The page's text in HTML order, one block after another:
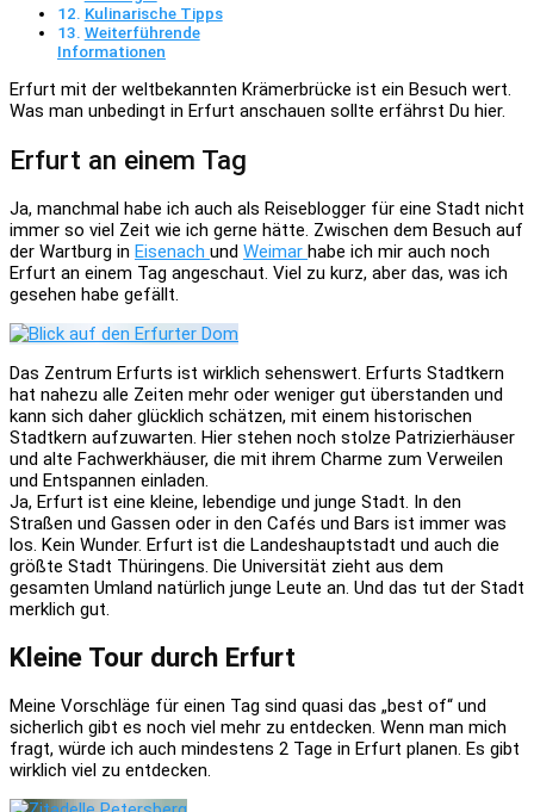
Kulinarische Tipps
Weiterführende
Informationen
Erfurt mit der weltbekannten Krämerbrücke ist ein Besuch wert.
Was man unbedingt in Erfurt anschauen sollte erfährst Du hier.
Erfurt an einem Tag
Ja, manchmal habe ich auch als Reiseblogger für eine Stadt nicht
immer so viel Zeit wie ich gerne hätte. Zwischen dem Besuch auf
der Wartburg in Eisenach und Weimar habe ich mir auch noch
Erfurt an einem Tag angeschaut. Viel zu kurz, aber das, was ich
gesehen habe gefällt.
Das Zentrum Erfurts ist wirklich sehenswert. Erfurts Stadtkern
hat nahezu alle Zeiten mehr oder weniger gut überstanden und
kann sich daher glücklich schätzen, mit einem historischen
Stadtkern aufzuwarten. Hier stehen noch stolze Patrizierhäuser
und alte Fachwerkhäuser, die mit ihrem Charme zum Verweilen
und Entspannen einladen.
Ja, Erfurt ist eine kleine, lebendige und junge Stadt. In den
Straßen und Gassen oder in den Cafés und Bars ist immer was
los. Kein Wunder. Erfurt ist die Landeshauptstadt und auch die
größte Stadt Thüringens. Die Universität zieht aus dem
gesamten Umland natürlich junge Leute an. Und das tut der Stadt
merklich gut.
Kleine Tour durch Erfurt
Meine Vorschläge für einen Tag sind quasi das „best of“ und
sicherlich gibt es noch viel mehr zu entdecken. Wenn man mich
fragt, würde ich auch mindestens 2 Tage in Erfurt planen. Es gibt
wirklich viel zu entdecken.